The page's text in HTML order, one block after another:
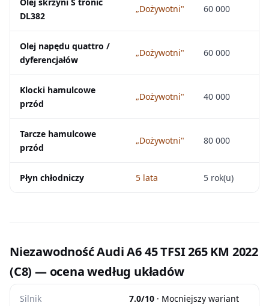
DL382
„Dożywotni" 60 000
Olej napędu quattro /
dyferencjałów
„Dożywotni" 60 000
Klocki hamulcowe
przód
„Dożywotni" 40 000
Tarcze hamulcowe
przód
„Dożywotni" 80 000
Płyn chłodniczy 5 lata 5 rok(u)
Niezawodność Audi A6 45 TFSI 265 KM 2022
(C8) — ocena według układów
Silnik 7.0/10 · Mocniejszy wariant